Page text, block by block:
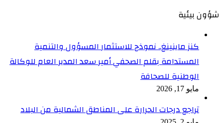
شؤون بيئية
كنز ماينينغ.. نموذج للاستثمار المسؤول والتنمية
المستدامة بقلم الصحفي أمير سعد المدير العام للوكالة
الوطنية للصحافة
مايو 17, 2026
تراجع درجات الحرارة على المناطق الشمالية من البلاد